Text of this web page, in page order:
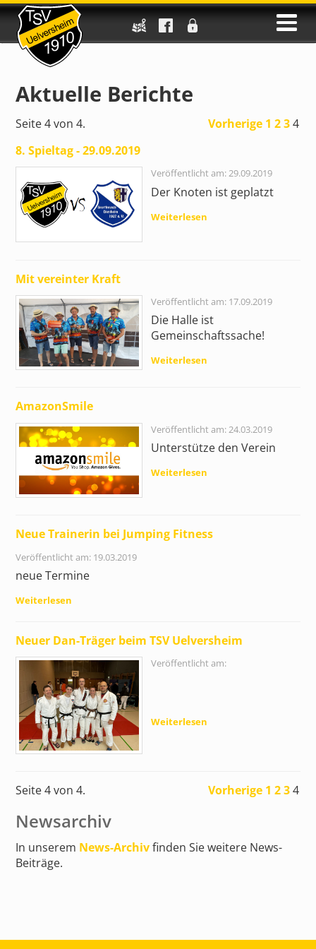
Aktuelle Berichte
Seite 4 von 4. Vorherige 1 2 3 4
8. Spieltag - 29.09.2019
Veröffentlicht am: 29.09.2019
Der Knoten ist geplatzt
Weiterlesen
Mit vereinter Kraft
Veröffentlicht am: 17.09.2019
Die Halle ist
Gemeinschaftssache!
Weiterlesen
AmazonSmile
Veröffentlicht am: 24.03.2019
Unterstütze den Verein
Weiterlesen
Neue Trainerin bei Jumping Fitness
Veröffentlicht am: 19.03.2019
neue Termine
Weiterlesen
Neuer Dan-Träger beim TSV Uelversheim
Veröffentlicht am:
Weiterlesen
Seite 4 von 4. Vorherige 1 2 3 4
Newsarchiv
In unserem News-Archivfinden Sie weitere News-
Beiträge.